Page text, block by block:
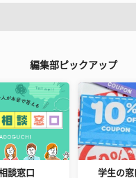
編集部ピックアップ
談窓口 学生の窓